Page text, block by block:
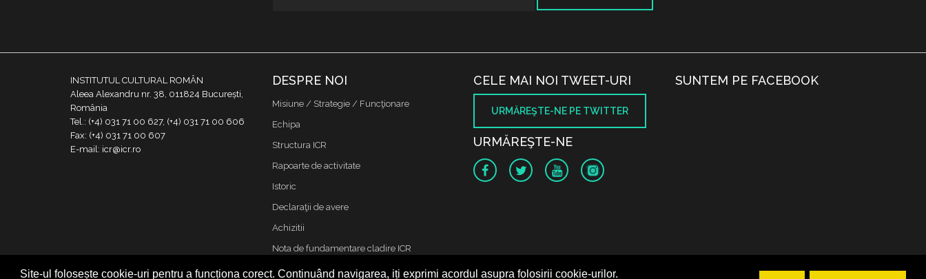
Site-ul folosește cookie-uri pentru a funcționa corect. Continuând navigarea, iți exprimi acordul asupra folosirii cookie-urilor.
INSTITUTUL CULTURAL ROMÂN
Aleea Alexandru nr. 38, 011824 București,
România
Tel.: (+4) 031 71 00 627, (+4) 031 71 00 606
Fax: (+4) 031 71 00 607
E-mail: icr@icr.ro
DESPRE NOI
Misiune / Strategie / Funcţionare
Echipa
Structura ICR
Rapoarte de activitate
Istoric
Declaraţii de avere
Achizitii
Nota de fundamentare cladire ICR
Contact
CELE MAI NOI TWEET-URI
URMĂREŞTE-NE PE TWITTER
URMĂREŞTE-NE
SUNTEM PE FACEBOOK